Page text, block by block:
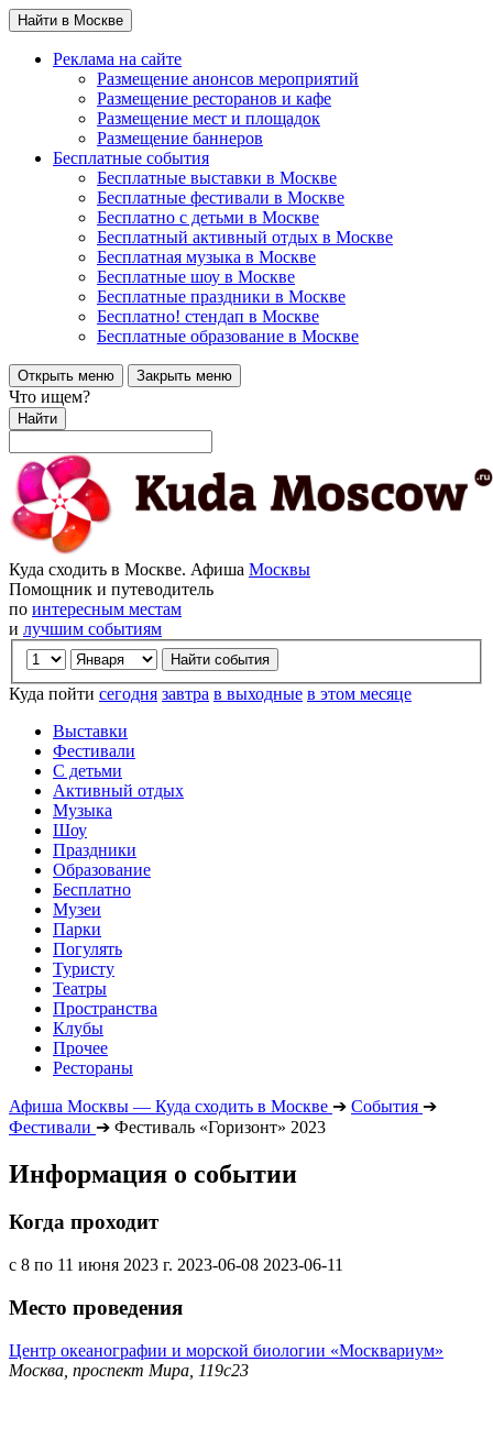
Найти в Москве
Реклама на сайте
Размещение анонсов мероприятий
Размещение ресторанов и кафе
Размещение мест и площадок
Размещение баннеров
Бесплатные события
Бесплатные выставки в Москве
Бесплатные фестивали в Москве
Бесплатно с детьми в Москве
Бесплатный активный отдых в Москве
Бесплатная музыка в Москве
Бесплатные шоу в Москве
Бесплатные праздники в Москве
Бесплатно! стендап в Москве
Бесплатные образование в Москве
Открыть меню Закрыть меню
Что ищем?
Найти
Куда сходить в Москве. Афиша Москвы
Помощник и путеводитель
по интересным местам
и лучшим событиям
Куда пойти сегодня завтра в выходные в этом месяце
Выставки
Фестивали
С детьми
Активный отдых
Музыка
Шоу
Праздники
Образование
Бесплатно
Музеи
Парки
Погулять
Туристу
Театры
Пространства
Клубы
Прочее
Рестораны
Афиша Москвы — Куда сходить в Москве ➔ События ➔
Фестивали ➔ Фестиваль «Горизонт» 2023
Информация о событии
Когда проходит
с 8 по 11 июня 2023 г. 2023-06-08 2023-06-11
Место проведения
Центр океанографии и морской биологии «Москвариум»
Москва, проспект Мира, 119с23